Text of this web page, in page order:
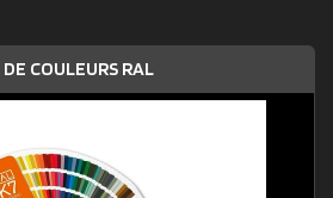
COULEURS RAL